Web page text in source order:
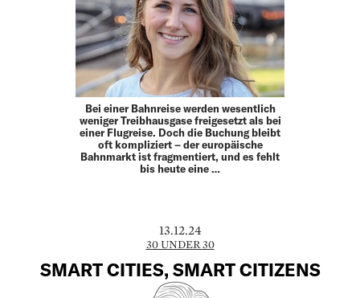
Bei einer Bahnreise werden wesentlich
weniger Treibhausgase freigesetzt als bei
einer Flugreise. Doch die Buchung bleibt
oft kompliziert – der europäische
Bahnmarkt ist fragmentiert, und es fehlt
bis heute eine …
13.12.24
30 UNDER 30
SMART CITIES, SMART CITIZENS